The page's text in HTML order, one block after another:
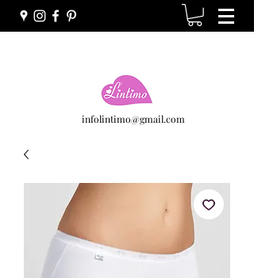
infolintimo@gmail.com